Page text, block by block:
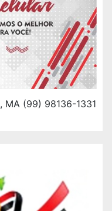
MA (99) 98136-1331